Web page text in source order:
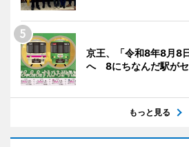
京王、「令和8年8月8
へ 8にちなんだ駅が
もっと見る